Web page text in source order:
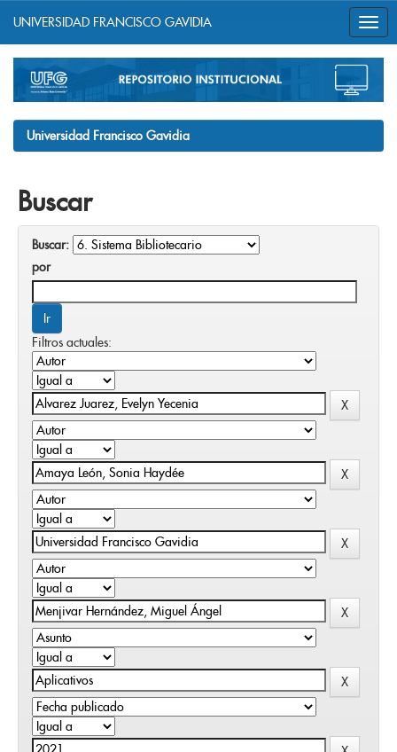
navigation
UNIVERSIDAD FRANCISCO GAVIDIA
Universidad Francisco Gavidia
Buscar
Buscar:
por
Filtros actuales: